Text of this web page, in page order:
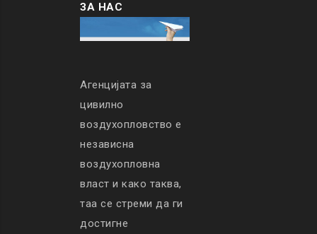
ЗА НАС
Агенцијата за
цивилно
воздухопловство е
независна
воздухопловна
власт и како таква,
таа се стреми да ги
достигне